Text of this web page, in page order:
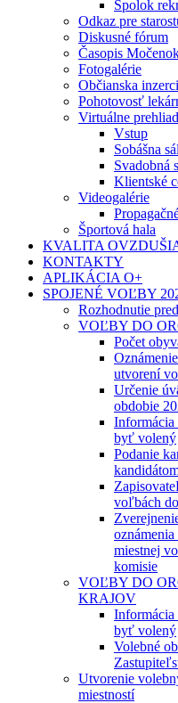
Spolok
Odkaz pre
Diskusné fórum
Časopis
Fotogalérie
Občianska
Pohotovosť
Virtuálne
Vstup
Sobášna
Svadobná
Klientské
Videogalérie
Športová hala
KVALITA
KONTAKTY
APLIKÁCIA O+
SPOJENÉ VOĽBY
Rozhodnutie
VOĽBY DO
Počet
utvorení
Určenie
obdobie
Informácia
byť volený
Podanie
voľbách
miestnej
komisie
VOĽBY DO
KRAJOV
Informácia
byť volený
Volebné
Utvorenie
miestností